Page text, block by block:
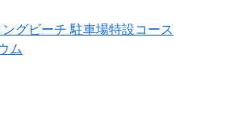
グビーチ 駐車場特設コース
ム